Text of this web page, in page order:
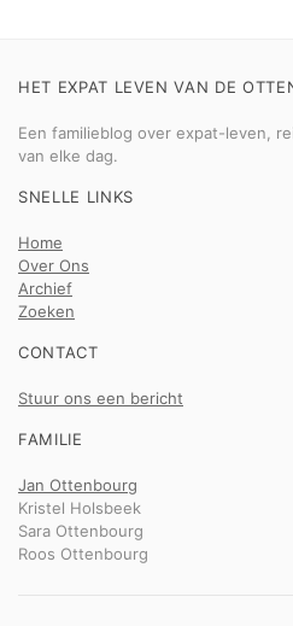
HET EXPAT LEVEN VAN DE
Een familieblog over expat-leven,
van elke dag.
SNELLE LINKS
Home
Over Ons
Archief
Zoeken
CONTACT
Stuur ons een bericht
FAMILIE
Jan Ottenbourg
Kristel Holsbeek
Sara Ottenbourg
Roos Ottenbourg